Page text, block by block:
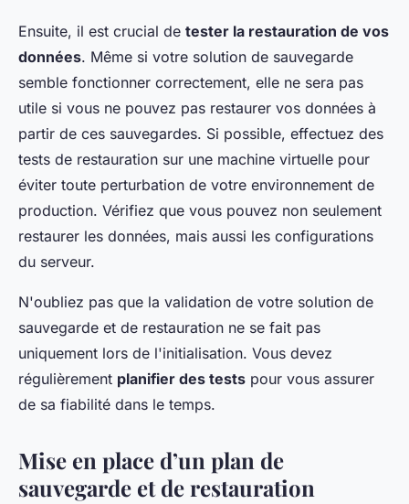
Ensuite, il est crucial de tester la restauration de vos
données. Même si votre solution de sauvegarde
semble fonctionner correctement, elle ne sera pas
utile si vous ne pouvez pas restaurer vos données à
partir de ces sauvegardes. Si possible, effectuez des
tests de restauration sur une machine virtuelle pour
éviter toute perturbation de votre environnement de
production. Vérifiez que vous pouvez non seulement
restaurer les données, mais aussi les configurations
du serveur.
N'oubliez pas que la validation de votre solution de
sauvegarde et de restauration ne se fait pas
uniquement lors de l'initialisation. Vous devez
régulièrement planifier des tests pour vous assurer
de sa fiabilité dans le temps.
Mise en place d’un plan de
sauvegarde et de restauration